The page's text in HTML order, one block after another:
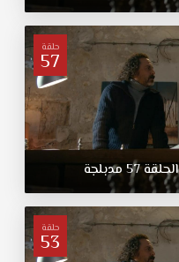
حلقة
57
الحلقة57مدبلجة
حلقة
53